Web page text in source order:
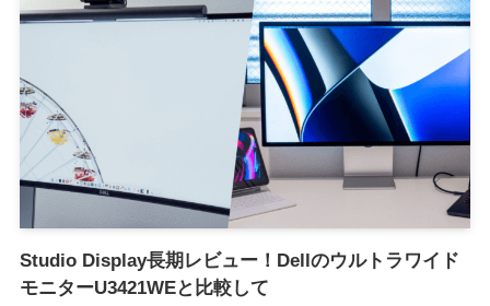
Studio Display長期レビュー！Dellのウルトラワイド
モニターU3421WEと比較して